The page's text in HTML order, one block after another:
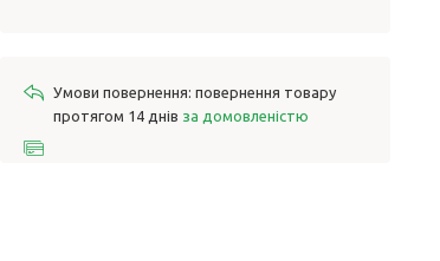
повернення товару
протягом 14 днів за домовленістю